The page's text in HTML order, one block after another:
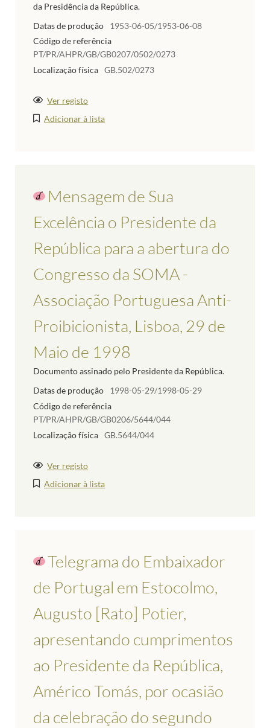
da Presidência da República.
Datas de produção
1953-06-05/1953-06-08
Código de referência
PT/PR/AHPR/GB/GB0207/0502/0273
Localização física GB.502/0273
Ver registo
Adicionar à lista
Mensagem de Sua
Excelência o Presidente da
República para a abertura do
Congresso da SOMA -
Associação Portuguesa Anti-
Proibicionista, Lisboa, 29 de
Maio de 1998
Documento assinado pelo Presidente da República.
Datas de produção
1998-05-29/1998-05-29
Código de referência
PT/PR/AHPR/GB/GB0206/5644/044
Localização física GB.5644/044
Ver registo
Adicionar à lista
Telegrama do Embaixador
de Portugal em Estocolmo,
Augusto [Rato] Potier,
apresentando cumprimentos
ao Presidente da República,
Américo Tomás, por ocasião
da celebração do segundo